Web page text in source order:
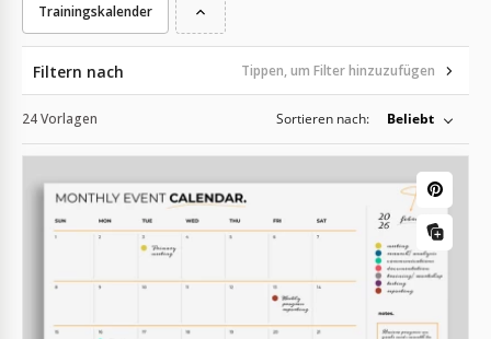
Trainingskalender
Filtern nach Tippen, um Filter hinzuzufügen
24 Vorlagen Sortieren nach: Beliebt